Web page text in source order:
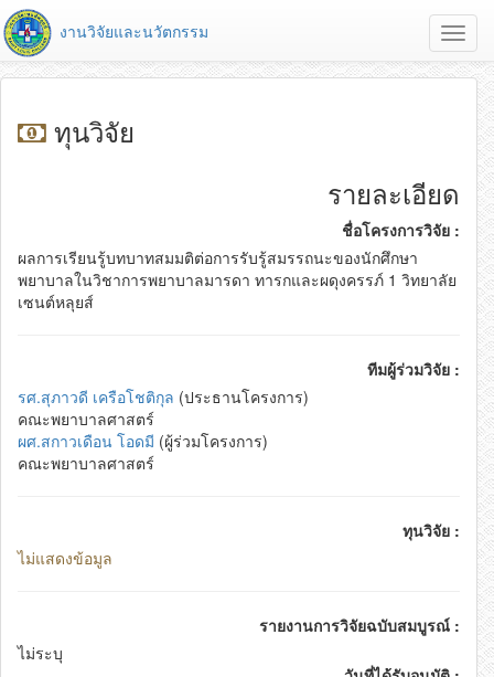
งานวิจัยและนวัตกรรม
ทุนวิจัย
รายละเอียด
ชื่อโครงการวิจัย :
ผลการเรียนรู้บทบาทสมมติต่อการรับรู้สมรรถนะของนักศึกษา
พยาบาลในวิชาการพยาบาลมารดา ทารกและผดุงครรภ์ 1 วิทยาลัย
เซนต์หลุยส์
ทีมผู้ร่วมวิจัย :
รศ.สุภาวดี เครือโชติกุล (ประธานโครงการ)
คณะพยาบาลศาสตร์
ผศ.สกาวเดือน โอดมี (ผู้ร่วมโครงการ)
คณะพยาบาลศาสตร์
ทุนวิจัย :
ไม่แสดงข้อมูล
รายงานการวิจัยฉบับสมบูรณ์ :
ไม่ระบุ